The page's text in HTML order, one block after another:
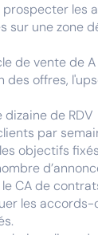
les
sur une zone
de vente de A
des offres,
dizaine de RDV
par
objectifs
CA de
les accords-